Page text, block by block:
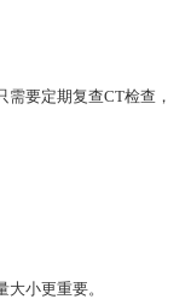
要定期复查CT检查，
小更重要。